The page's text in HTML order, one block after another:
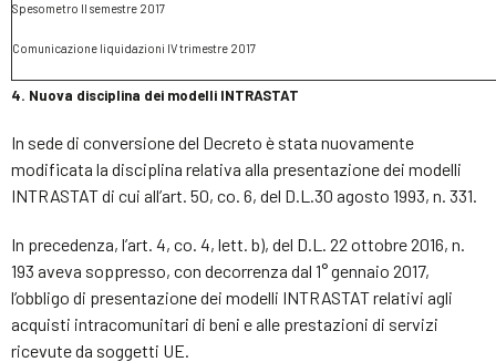
Spesometro II semestre 2017
Comunicazione liquidazioni IV trimestre 2017
4. Nuova disciplina dei modelli INTRASTAT
In sede di conversione del Decreto è stata nuovamente
modificata la disciplina relativa alla presentazione dei modelli
INTRASTAT di cui all’art. 50, co. 6, del D.L.30 agosto 1993, n. 331.
In precedenza, l’art. 4, co. 4, lett. b), del D.L. 22 ottobre 2016, n.
193 aveva soppresso, con decorrenza dal 1° gennaio 2017,
l’obbligo di presentazione dei modelli INTRASTAT relativi agli
acquisti intracomunitari di beni e alle prestazioni di servizi
ricevute da soggetti UE.